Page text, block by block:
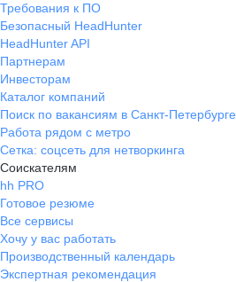
Требования к ПО
Безопасный HeadHunter
HeadHunter API
Партнерам
Инвесторам
Каталог компаний
Поиск по вакансиям в Санкт-Петербурге
Работа рядом с метро
Сетка: соцсеть для нетворкинга
Соискателям
hh PRO
Готовое резюме
Все сервисы
Хочу у вас работать
Производственный календарь
Экспертная рекомендация